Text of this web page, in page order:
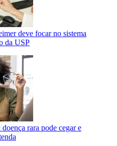
deve focar no sistema
da USP
rara pode cegar e